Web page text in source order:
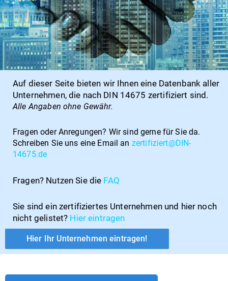
Auf dieser Seite bieten wir Ihnen eine Datenbank aller
Unternehmen, die nach DIN 14675 zertifiziert sind.
Alle Angaben ohne Gewähr.
Fragen oder Anregungen? Wir sind gerne für Sie da.
Schreiben Sie uns eine Email an zertifiziert@DIN-
14675.de
Fragen? Nutzen Sie die FAQ
Sie sind ein zertifiziertes Unternehmen und hier noch
nicht gelistet? Hier eintragen
Hier Ihr Unternehmen eintragen!